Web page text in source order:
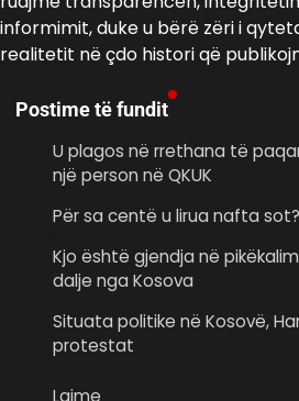
informimit, duke u bërë zëri i
realitetit në çdo histori që
Postime të fundit
U plagos në rrethana të
një person në QKUK
Për sa centë u lirua nafta sot?
Kjo është gjendja në
dalje nga Kosova
Situata politike në Kosovë,
protestat
Lajme